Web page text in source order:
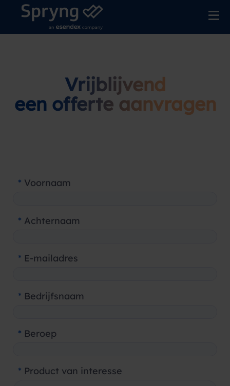
Vrijblijvend
een offerte aanvragen
* Voornaam
* Achternaam
* E-mailadres
* Bedrijfsnaam
* Beroep
* Product van interesse